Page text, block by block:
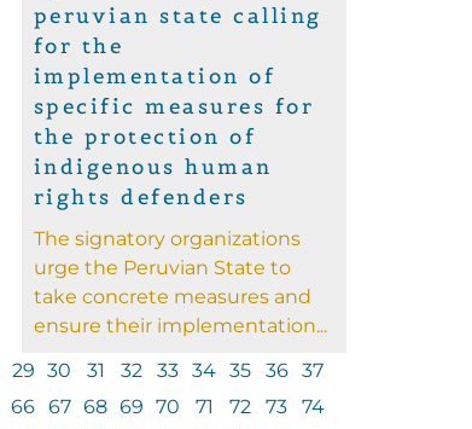
peruvian state calling
for the
implementation of
specific measures for
the protection of
indigenous human
rights defenders
The signatory organizations
urge the Peruvian State to
take concrete measures and
ensure their implementation...
29 30 31 32 33 34 35 36
37
66 67 68 69 70 71 72 73
74